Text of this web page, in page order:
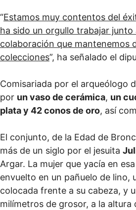
“Estamos muy contentos del
ha sido un orgullo trabajar
colaboración que mantenemos
colecciones”, ha señalado el
Comisariada por el arqueólogo
por un vaso de cerámica, un
plata y 42 conos de oro, así
El conjunto, de la Edad de
más de un siglo por el jesuita
Argar. La mujer que yacía en
envuelto en un pañuelo de lino,
colocada frente a su cabeza, y
milímetros de grosor, a la altura